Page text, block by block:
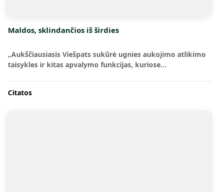
Maldos, sklindančios iš širdies
„Aukščiausiasis Viešpats sukūrė ugnies aukojimo atlikimo
taisykles ir kitas apvalymo funkcijas, kuriose…
Citatos